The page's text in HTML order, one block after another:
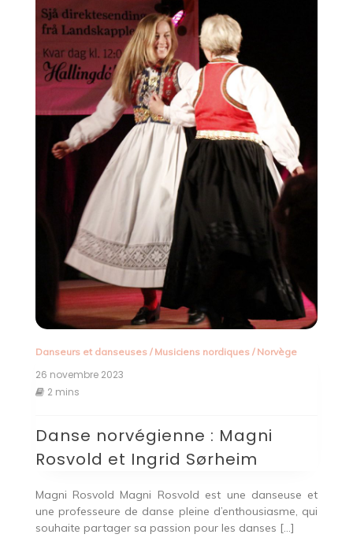
Danseurs et danseuses/ Musiciens nordiques/ Norvège
26 novembre 2023
2 mins
Danse norvégienne : Magni
Rosvold et Ingrid Sørheim
Magni Rosvold Magni Rosvold est une danseuse et
une professeure de danse pleine d’enthousiasme, qui
souhaite partager sa passion pour les danses […]